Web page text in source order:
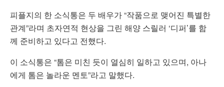
피플지의 한 소식통은 두 배우가 “작품으로 맺어진 특별한
관계”라며 초자연적 현상을 그린 해양 스릴러 ‘디퍼’를 함
께 준비하고 있다고 전했다.
이 소식통은 “톰은 미친 듯이 열심히 일하고 있으며, 아나
에게 톰은 놀라운 멘토”라고 말했다.